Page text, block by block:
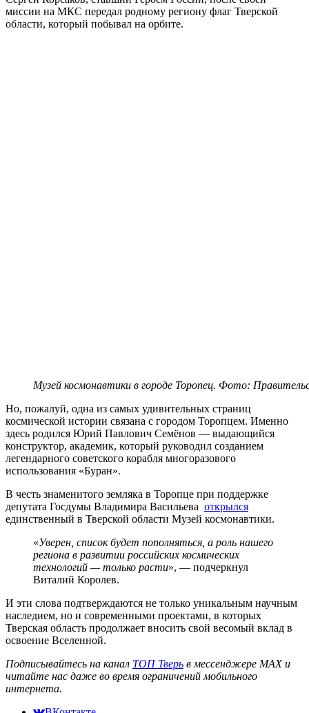
миссии на МКС передал родному региону флаг Тверской
области, который побывал на орбите.
Музей космонавтики в городе Торопец. Фото:
Но, пожалуй, одна из самых удивительных страниц
космической истории связана с городом Торопцем. Именно
здесь родился Юрий Павлович Семёнов — выдающийся
конструктор, академик, который руководил созданием
легендарного советского корабля многоразового
использования «Буран».
В честь знаменитого земляка в Торопце при поддержке
депутата Госдумы Владимира Васильева открылся
единственный в Тверской области Музей космонавтики.
«Уверен, список будет пополняться, а роль нашего
региона в развитии российских космических
технологий — только расти», — подчеркнул
Виталий Королев.
И эти слова подтверждаются не только уникальным научным
наследием, но и современными проектами, в которых
Тверская область продолжает вносить свой весомый вклад в
освоение Вселенной.
Подписывайтесь на канал ТОП Тверь в мессенджере MAX и
читайте нас даже во время ограничений мобильного
интернета.